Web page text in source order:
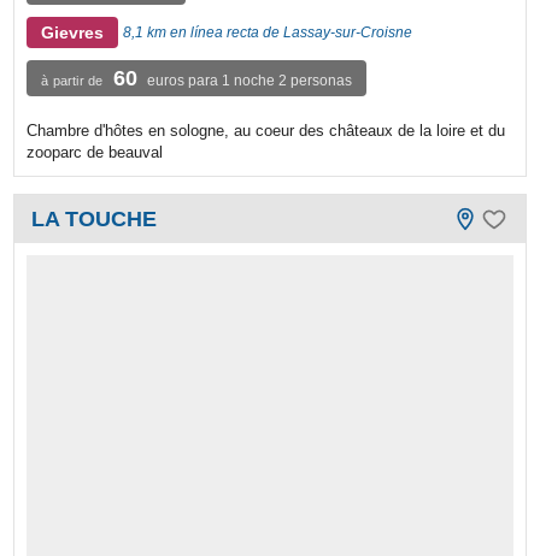
Gievres 8,1 km en línea recta de Lassay-sur-Croisne
à partir de 60 euros para 1 noche 2 personas
Chambre d'hôtes en sologne, au coeur des châteaux de la loire et du
zooparc de beauval
LA TOUCHE